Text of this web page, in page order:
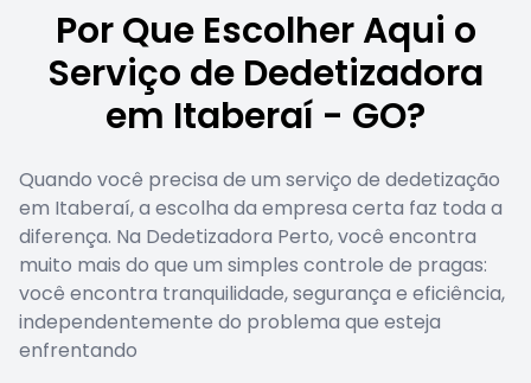
Por Que Escolher Aqui o
Serviço de Dedetizadora
em Itaberaí - GO?
Quando você precisa de um serviço de dedetização
em Itaberaí, a escolha da empresa certa faz toda a
diferença. Na Dedetizadora Perto, você encontra
muito mais do que um simples controle de pragas:
você encontra tranquilidade, segurança e eficiência,
independentemente do problema que esteja
enfrentando